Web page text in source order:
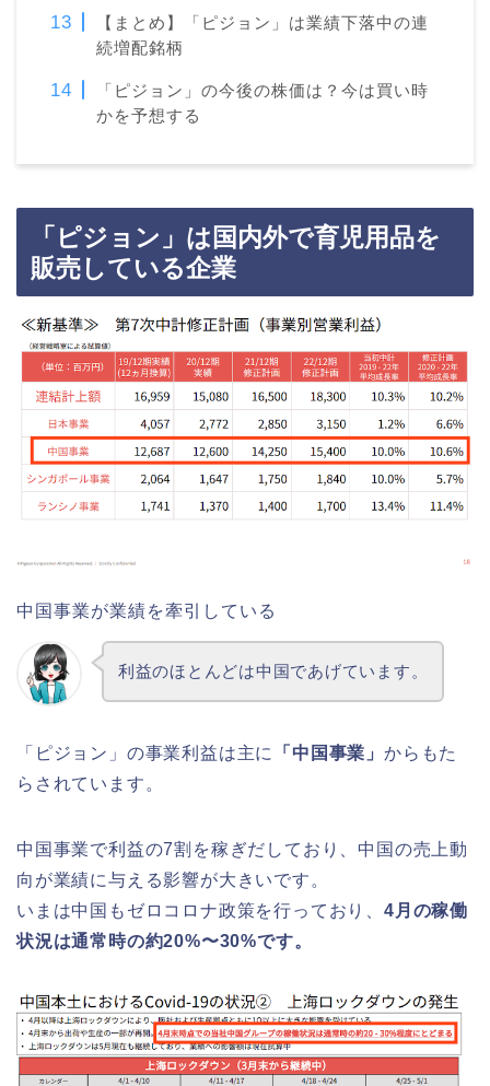
【まとめ】「ピジョン」は業績下落中の連
続増配銘柄
「ピジョン」の今後の株価は？今は買い時
かを予想する
「ピジョン」は国内外で育児用品を
販売している企業
中国事業が業績を牽引している
利益のほとんどは中国であげています。
「ピジョン」の事業利益は主に 「中国事業」からもた
らされています。
中国事業で利益の7割を稼ぎだしており、中国の売上動
向が業績に与える影響が大きいです。
いまは中国もゼロコロナ政策を行っており、 4月の稼働
状況は通常時の約20%〜30%です。